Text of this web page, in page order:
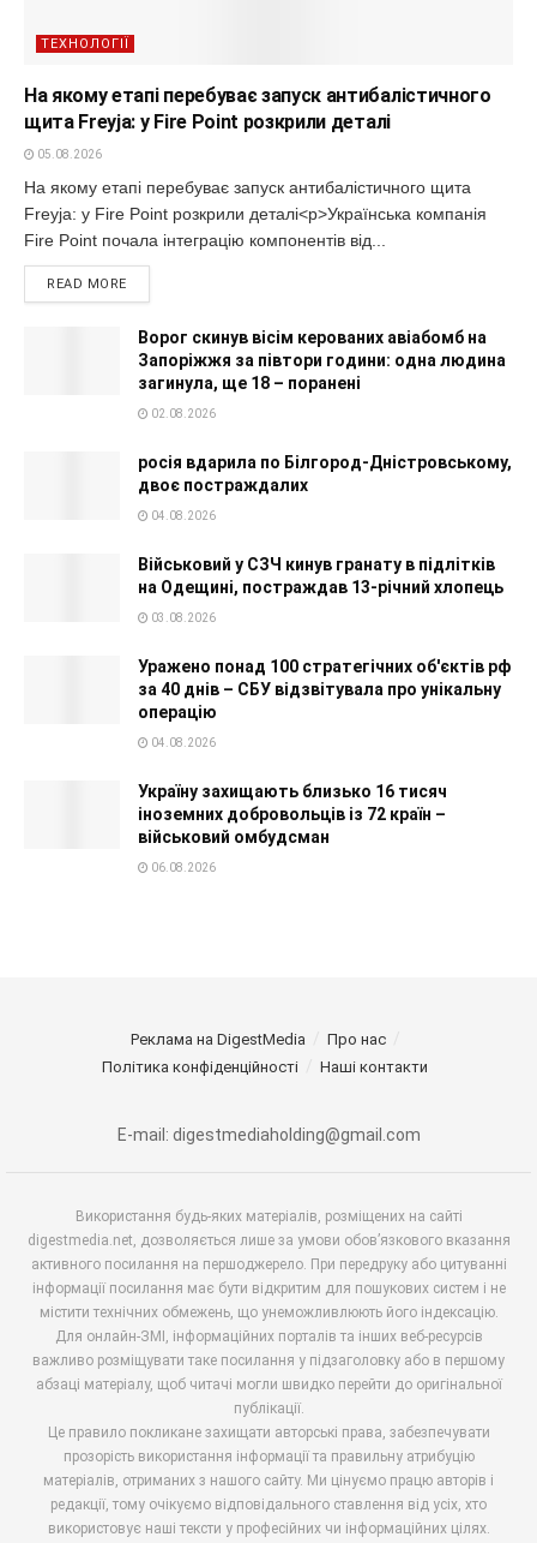
ТЕХНОЛОГІЇ
На якому етапі перебуває запуск антибалістичного
щита Freyja: у Fire Point розкрили деталі
05.08.2026
На якому етапі перебуває запуск антибалістичного щита
Freyja: у Fire Point розкрили деталі<p>Українська компанія
Fire Point почала інтеграцію компонентів від...
READ MORE
Ворог скинув вісім керованих авіабомб на
Запоріжжя за півтори години: одна людина
загинула, ще 18 – поранені
02.08.2026
росія вдарила по Білгород-Дністровському,
двоє постраждалих
04.08.2026
Військовий у СЗЧ кинув гранату в підлітків
на Одещині, постраждав 13-річний хлопець
03.08.2026
Уражено понад 100 стратегічних об'єктів рф
за 40 днів – СБУ відзвітувала про унікальну
операцію
04.08.2026
Україну захищають близько 16 тисяч
іноземних добровольців із 72 країн –
військовий омбудсман
06.08.2026
Реклама на DigestMedia
Про нас
Політика конфіденційності
Наші контакти
E-mail: digestmediaholding@gmail.com
Використання будь-яких матеріалів, розміщених на сайті
digestmedia.net, дозволяється лише за умови обов’язкового вказання
активного посилання на першоджерело. При передруку або цитуванні
інформації посилання має бути відкритим для пошукових систем і не
містити технічних обмежень, що унеможливлюють його індексацію.
Для онлайн-ЗМІ, інформаційних порталів та інших веб-ресурсів
важливо розміщувати таке посилання у підзаголовку або в першому
абзаці матеріалу, щоб читачі могли швидко перейти до оригінальної
публікації.
Це правило покликане захищати авторські права, забезпечувати
прозорість використання інформації та правильну атрибуцію
матеріалів, отриманих з нашого сайту. Ми цінуємо працю авторів і
редакції, тому очікуємо відповідального ставлення від усіх, хто
використовує наші тексти у професійних чи інформаційних цілях.